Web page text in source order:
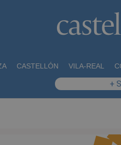
CASTELLÓN VILA-REAL
+